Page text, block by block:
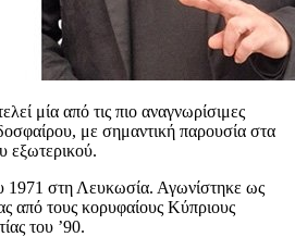
μία από τις πιο αναγνωρίσιμες
με σημαντική παρουσία στα
εξωτερικού.
1971 στη Λευκωσία. Αγωνίστηκε ως
από τους κορυφαίους Κύπριους
του ’90.